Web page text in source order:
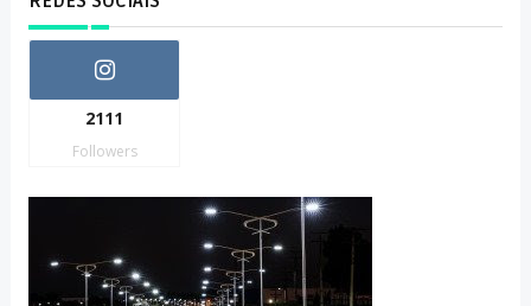
2111
Followers